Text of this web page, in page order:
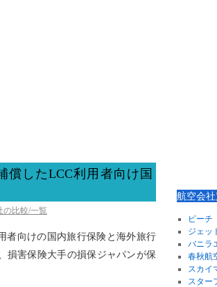
償したLCC利用者向け国
の比較/一覧
者向けの国内旅行保険と海外旅行
損害保険大手の損保ジャパンが保
航空会
ピーチ
ジェッ
バニラ
春秋航
スカイ
スター